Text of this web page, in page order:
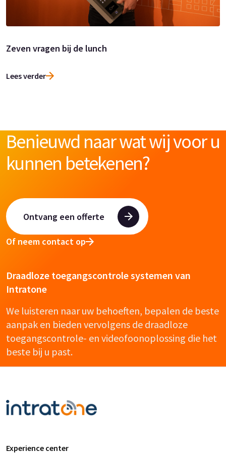
Zeven vragen bij de lunch
Lees verder
Benieuwd naar wat wij voor u
kunnen betekenen?
Ontvang een offerte
Of neem contact op
Draadloze toegangscontrole systemen van
Intratone
We luisteren naar uw behoeften, bepalen de beste
aanpak en bieden vervolgens de draadloze
toegangscontrole- en videofoonoplossing die het
beste bij u past.
Experience center